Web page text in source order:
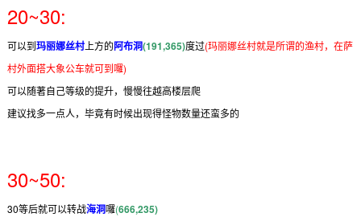
20~30:
可以到玛丽娜丝村上方的阿布洞(191,365)度过(玛丽娜丝村就是所谓的渔村，在萨
村外面搭大象公车就可到囉)
可以随著自己等级的提升，慢慢往越高楼层爬
建议找多一点人，毕竟有时候出现得怪物数量还蛮多的
30~50:
30等后就可以转战海洞囉(666,235)